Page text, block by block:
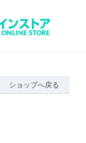
ショップへ戻る